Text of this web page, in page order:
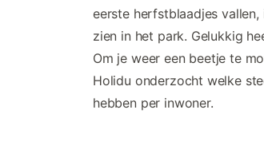
eerste herfstblaadjes
zien in het park. Gelukkig
Om je weer een beetje te
Holidu onderzocht welke
hebben per inwoner.